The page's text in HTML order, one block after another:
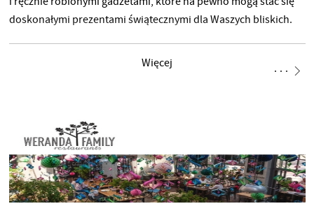
doskonałymi prezentami świątecznymi dla Waszych bliskich.
nową formułę. Do dyspozycji odbiorców zostanie
udostępniona Platforma Internetowa Studenckich Targów
można zobaczyć w
Więcej